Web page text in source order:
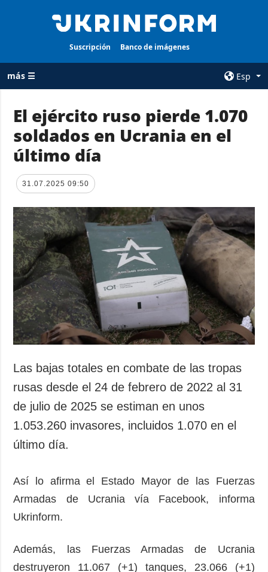
Suscripción Banco de imágenes
más ☰
Esp
TODAS LAS
CATEGORÍAS
Guerra
Reconstrucción
Política
Economía
Defensa
Sociedad y
Cultura
Deportes
Crimen
Desastres y
AGENCIA
servicios
Política de
privacidad y
protección de
datos personales
ADICIONAL
Podcasts
Publicaciones
Entrevistas
Video
Releases
SERVICIOS
Suscripción
Banco de
imágenes
El ejército ruso pierde 1.070
soldados en Ucrania en el
último día
31.07.2025 09:50
Las bajas totales en combate de las tropas
rusas desde el 24 de febrero de 2022 al 31
de julio de 2025 se estiman en unos
1.053.260 invasores, incluidos 1.070 en el
último día.
Así lo afirma el Estado Mayor de las Fuerzas
Armadas de Ucrania vía Facebook, informa
Ukrinform.
Además, las Fuerzas Armadas de Ucrania
destruyeron 11.067 (+1) tanques, 23.066 (+1)